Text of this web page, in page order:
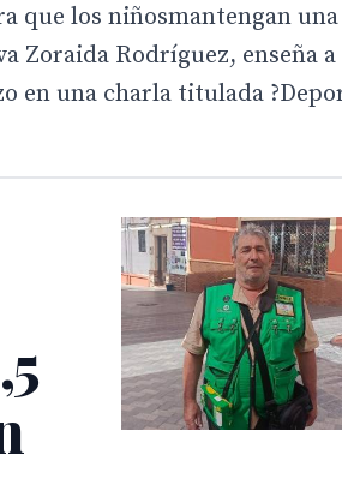
que los niñosmantengan
Zoraida Rodríguez, enseña
en una charla titulada